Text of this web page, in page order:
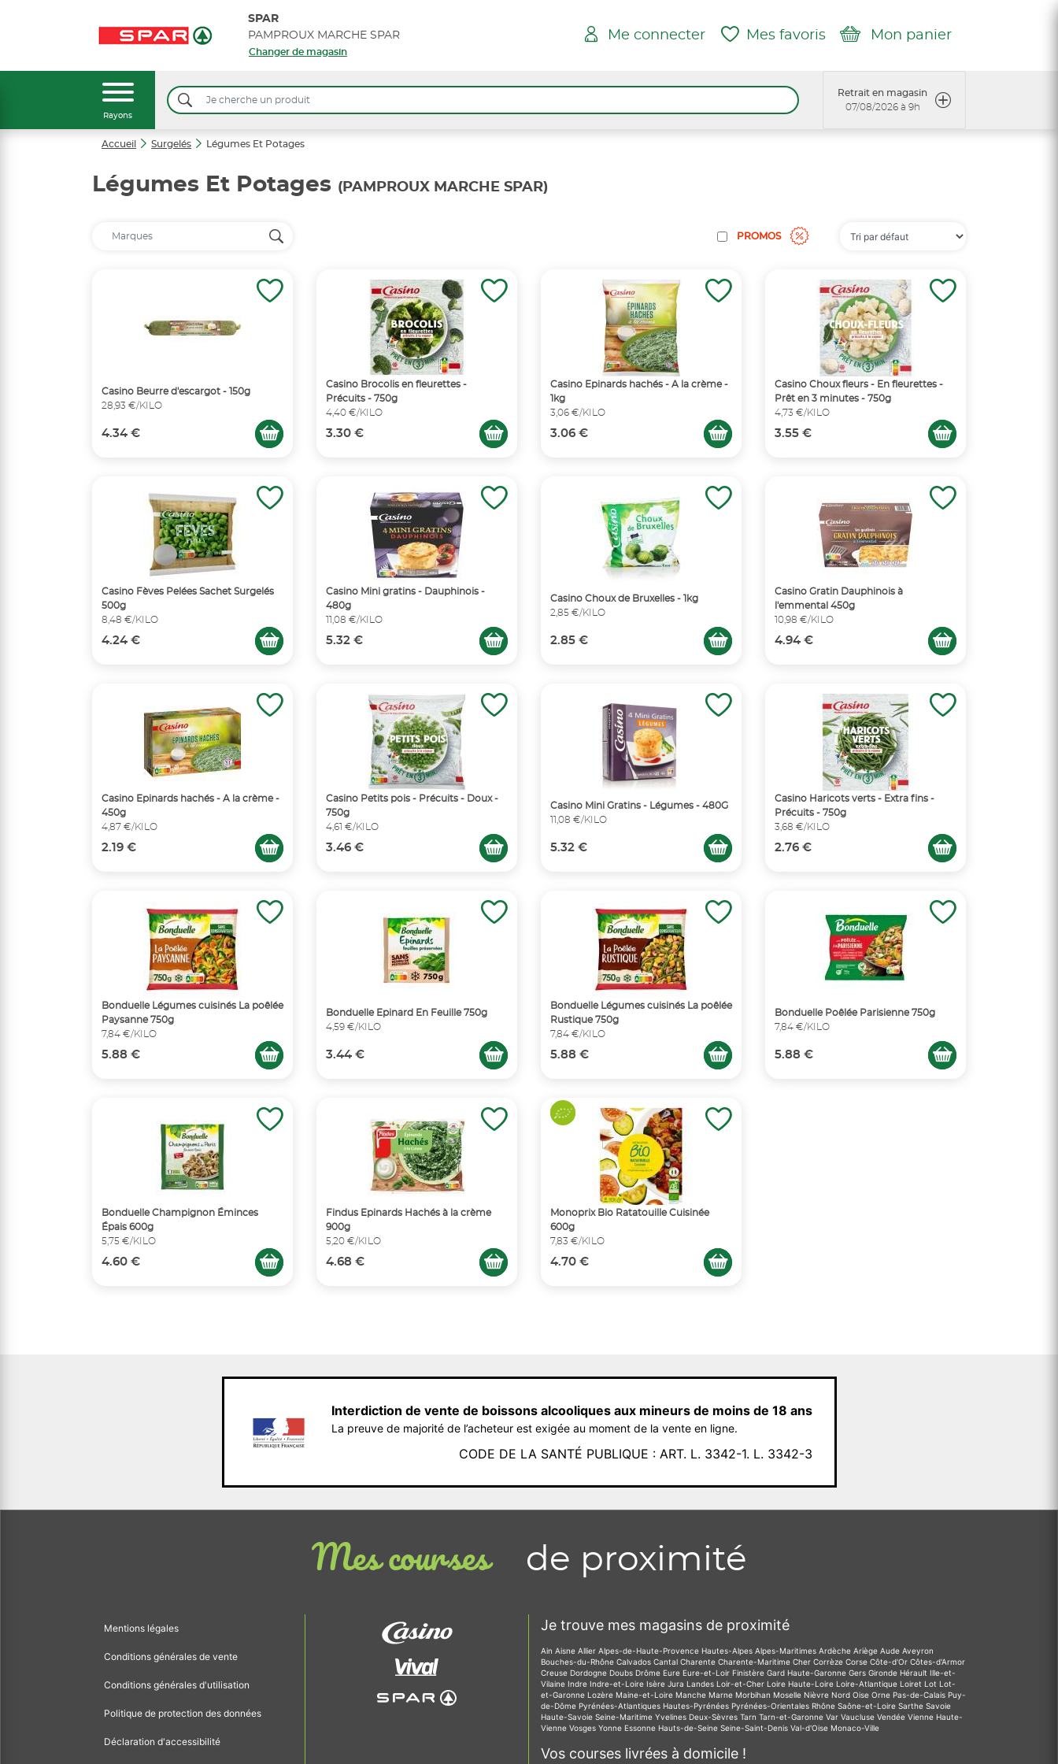
SPAR
PAMPROUX MARCHE SPAR
Changer de magasin
Me connecter Mes favoris Mon panier
Rayons
Retrait en magasin
07/08/2026 à 9h
Accueil Surgelés Légumes Et Potages
Légumes Et Potages (PAMPROUX MARCHE SPAR)
PROMOS
Casino Beurre d'escargot - 150g
28,93 €/KILO
4.34 €
Casino Brocolis en fleurettes -
Précuits - 750g
4,40 €/KILO
3.30 €
Casino Epinards hachés - A la crème -
1kg
3,06 €/KILO
3.06 €
Casino Choux fleurs - En fleurettes -
Prêt en 3 minutes - 750g
4,73 €/KILO
3.55 €
Casino Fèves Pelées Sachet Surgelés
500g
8,48 €/KILO
4.24 €
Casino Mini gratins - Dauphinois -
480g
11,08 €/KILO
5.32 €
Casino Choux de Bruxelles - 1kg
2,85 €/KILO
2.85 €
Casino Gratin Dauphinois à
l'emmental 450g
10,98 €/KILO
4.94 €
Casino Epinards hachés - A la crème -
450g
4,87 €/KILO
2.19 €
Casino Petits pois - Précuits - Doux -
750g
4,61 €/KILO
3.46 €
Casino Mini Gratins - Légumes - 480G
11,08 €/KILO
5.32 €
Casino Haricots verts - Extra fins -
Précuits - 750g
3,68 €/KILO
2.76 €
Bonduelle Légumes cuisinés La poêlée
Paysanne 750g
7,84 €/KILO
5.88 €
Bonduelle Epinard En Feuille 750g
4,59 €/KILO
3.44 €
Bonduelle Légumes cuisinés La poêlée
Rustique 750g
7,84 €/KILO
5.88 €
Bonduelle Poêlée Parisienne 750g
7,84 €/KILO
5.88 €
Bonduelle Champignon Éminces
Épais 600g
5,75 €/KILO
4.60 €
Findus Epinards Hachés à la crème
900g
5,20 €/KILO
4.68 €
Monoprix Bio Ratatouille Cuisinée
600g
7,83 €/KILO
4.70 €
Interdiction de vente de boissons alcooliques aux mineurs de moins de 18 ans
La preuve de majorité de l’acheteur est exigée au moment de la vente en ligne.
CODE DE LA SANTÉ PUBLIQUE : ART. L. 3342-1. L. 3342-3
Mes courses de proximité
Mentions légales
Conditions générales de vente
Conditions générales d'utilisation
Politique de protection des données
Déclaration d'accessibilité
Je trouve mes magasins de proximité
Ain Aisne Allier Alpes-de-Haute-Provence Hautes-Alpes Alpes-Maritimes Ardèche Ariège Aude Aveyron
Bouches-du-Rhône Calvados Cantal Charente Charente-Maritime Cher Corrèze Corse Côte-d'Or Côtes-d'Armor
Creuse Dordogne Doubs Drôme Eure Eure-et-Loir Finistère Gard Haute-Garonne Gers Gironde Hérault Ille-et-
Vilaine Indre Indre-et-Loire Isère Jura Landes Loir-et-Cher Loire Haute-Loire Loire-Atlantique Loiret Lot Lot-
et-Garonne Lozère Maine-et-Loire Manche Marne Morbihan Moselle Nièvre Nord Oise Orne Pas-de-Calais Puy-
de-Dôme Pyrénées-Atlantiques Hautes-Pyrénées Pyrénées-Orientales Rhône Saône-et-Loire Sarthe Savoie
Haute-Savoie Seine-Maritime Yvelines Deux-Sèvres Tarn Tarn-et-Garonne Var Vaucluse Vendée Vienne Haute-
Vienne Vosges Yonne Essonne Hauts-de-Seine Seine-Saint-Denis Val-d'Oise Monaco-Ville
Vos courses livrées à domicile !